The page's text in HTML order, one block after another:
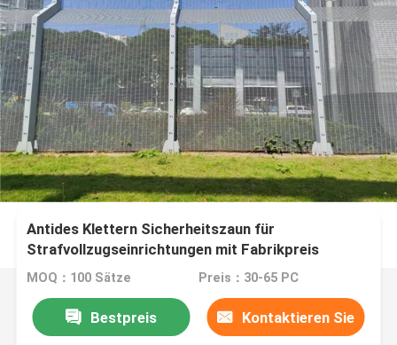
Antides Klettern Sicherheitszaun für
Strafvollzugseinrichtungen mit Fabrikpreis
MOQ：100 Sätze Preis：30-65 PC
Bestpreis Kontaktieren Sie